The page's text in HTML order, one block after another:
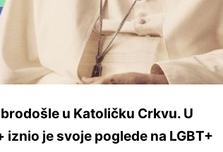
u Katoličku Crkvu. U
je svoje poglede na LGBT+